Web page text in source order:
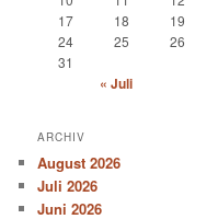
17
18 19
24
25 26
31
« Juli
ARCHIV
August 2026
Juli 2026
Juni 2026